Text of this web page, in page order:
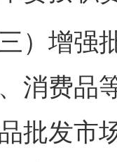
增强批
消费品
批发市